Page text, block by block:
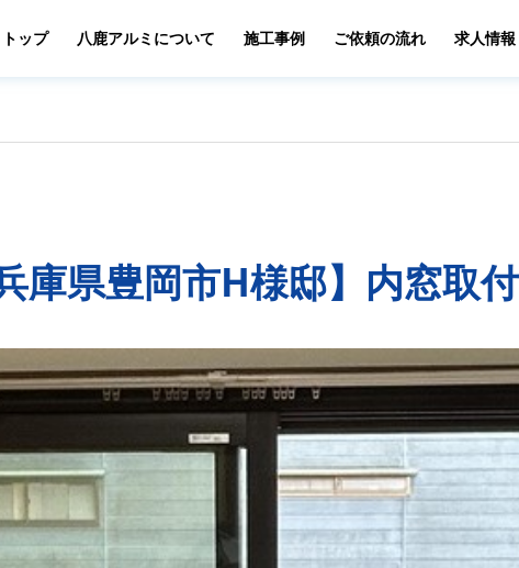
トップ 八鹿アルミについて 施工事例 ご依頼の流れ 求人情報
兵庫県豊岡市H様邸】内窓取付